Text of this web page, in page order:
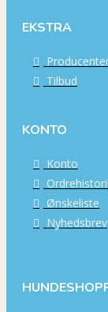
EKSTRA
Tilbud
KONTO
Konto
Ønskeliste
Nyhedsbrev